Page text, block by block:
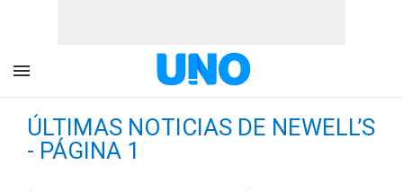
ÚLTIMAS NOTICIAS DE NEWELL’S
- PÁGINA 1